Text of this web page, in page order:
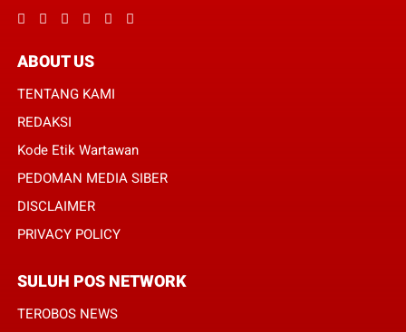
ABOUT US
TENTANG KAMI
REDAKSI
Kode Etik Wartawan
PEDOMAN MEDIA SIBER
DISCLAIMER
PRIVACY POLICY
SULUH POS NETWORK
TEROBOS NEWS